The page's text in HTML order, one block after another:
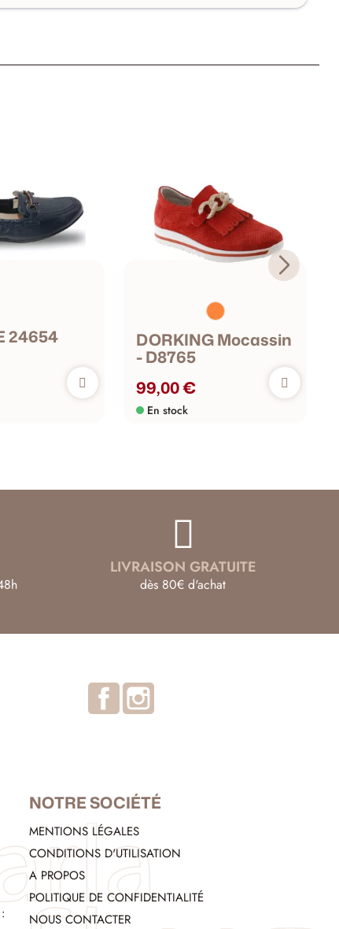
24654 DORKING Mocassin
- D8765
99,00 €
En stock
LIVRAISON GRATUITE
dès 80€ d'achat
Facebook
NOTRE SOCIÉTÉ
MENTIONS LÉGALES
CONDITIONS D'UTILISATION
A PROPOS
POLITIQUE DE CONFIDENTIALITÉ
NOUS CONTACTER